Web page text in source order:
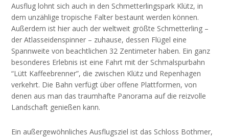
Ausflug lohnt sich auch in den Schmetterlingspark Klütz, in
dem unzählige tropische Falter bestaunt werden können.
Außerdem ist hier auch der weltweit größte Schmetterling –
der Atlasseidenspinner – zuhause, dessen Flügel eine
Spannweite von beachtlichen 32 Zentimeter haben. Ein ganz
besonderes Erlebnis ist eine Fahrt mit der Schmalspurbahn
“Lütt Kaffeebrenner”, die zwischen Klütz und Repenhagen
verkehrt. Die Bahn verfügt über offene Plattformen, von
denen aus man das traumhafte Panorama auf die reizvolle
Landschaft genießen kann.
Ein außergewöhnliches Ausflugsziel ist das Schloss Bothmer,